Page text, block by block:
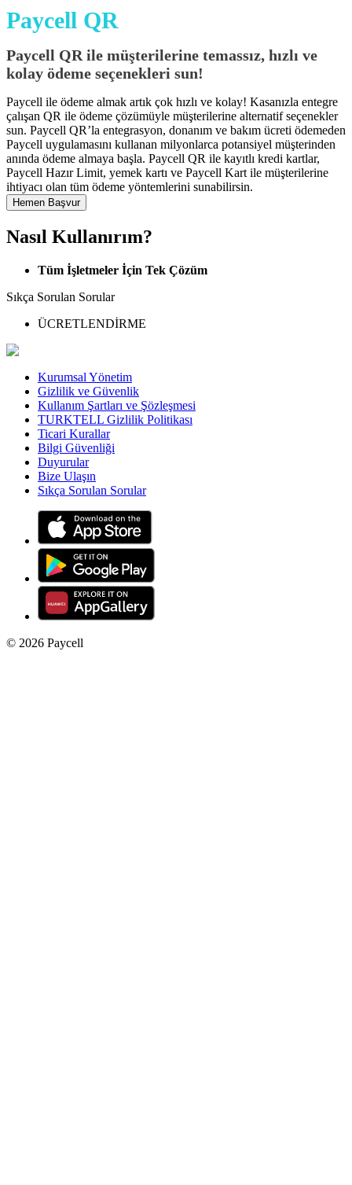
Paycell QR
Paycell QR ile müşterilerine temassız, hızlı ve
kolay ödeme seçenekleri sun!
Paycell ile ödeme almak artık çok hızlı ve kolay! Kasanızla entegre
çalışan QR ile ödeme çözümüyle müşterilerine alternatif seçenekler
sun. Paycell QR’la entegrasyon, donanım ve bakım ücreti ödemeden
Paycell uygulamasını kullanan milyonlarca potansiyel müşterinden
anında ödeme almaya başla. Paycell QR ile kayıtlı kredi kartlar,
Paycell Hazır Limit, yemek kartı ve Paycell Kart ile müşterilerine
ihtiyacı olan tüm ödeme yöntemlerini sunabilirsin.
Hemen Başvur
Nasıl Kullanırım?
Tüm İşletmeler İçin Tek Çözüm
Sıkça Sorulan Sorular
ÜCRETLENDİRME
Kurumsal Yönetim
Gizlilik ve Güvenlik
Kullanım Şartları ve Şözleşmesi
TURKTELL Gizlilik Politikası
Ticari Kurallar
Bilgi Güvenliği
Duyurular
Bize Ulaşın
Sıkça Sorulan Sorular
© 2026 Paycell